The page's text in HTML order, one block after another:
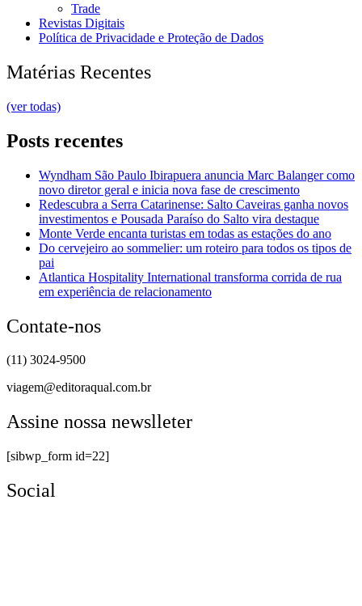
Trade
Revistas Digitais
Política de Privacidade e Proteção de Dados
Matérias Recentes
(ver todas)
Posts recentes
Wyndham São Paulo Ibirapuera anuncia Marc Balanger como
novo diretor geral e inicia nova fase de crescimento
Redescubra a Serra Catarinense: Salto Caveiras ganha novos
investimentos e Pousada Paraíso do Salto vira destaque
Monte Verde encanta turistas em todas as estações do ano
Do cervejeiro ao sommelier: um roteiro para todos os tipos de
pai
Atlantica Hospitality International transforma corrida de rua
em experiência de relacionamento
Contate-nos
(11) 3024-9500
viagem@editoraqual.com.br
Assine nossa newslleter
[sibwp_form id=22]
Social